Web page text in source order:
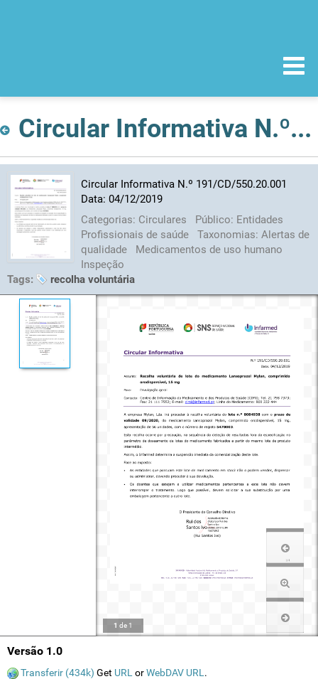
Circular Informativa N.º 191/CD/550.20.001 Data: 04/12/2019
Circular Informativa N.º 191/CD/550.20.001
Data: 04/12/2019
Categorias: Circulares Público: Entidades
Profissionais de saúde
Taxonomias: Alertas de
qualidade
Medicamentos de uso humano
Inspeção
Tags:
recolha voluntária
1 de 1
Versão 1.0
Transferir (434k) Get URL orWebDAV URL .